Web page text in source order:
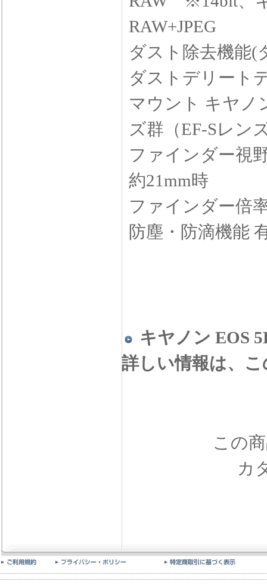
RAW+JPEG
ダスト除去機能
ダストデリート
マウント キヤ
ズ群（EF-Sレン
ファインダー視
約21mm時
ファインダー倍
防塵・防滴機能
キヤノン EOS
詳しい情報は、
この
カ